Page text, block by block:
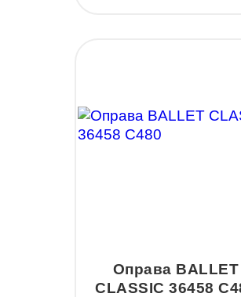
Оправа BALLET
CLASSIC 36458